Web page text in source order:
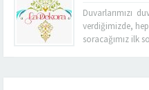
Duvarlarımızı
verdiğimizde,
soracağımız ilk
istemeyiz ki